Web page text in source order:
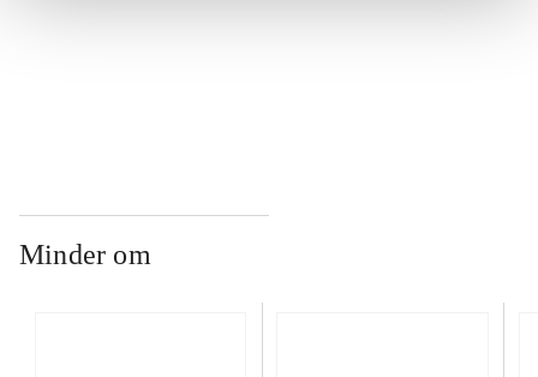
Minder om